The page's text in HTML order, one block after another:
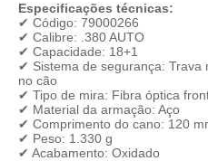
Especificações técnicas:
✔ Código: 79000266
✔ Calibre: .380 AUTO
✔ Capacidade: 18+1
✔ Sistema de segurança: Trava
no cão
✔ Tipo de mira: Fibra óptica
✔ Material da armação: Aço
✔ Comprimento do cano: 120
✔ Peso: 1.330 g
✔ Acabamento: Oxidado